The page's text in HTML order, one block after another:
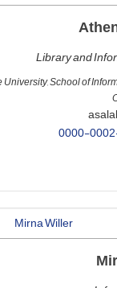
Library and
University, School of
0000-